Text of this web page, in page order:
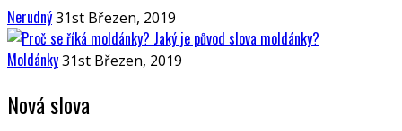
Nerudný31st Březen, 2019
Moldánky31st Březen, 2019
Nová slova